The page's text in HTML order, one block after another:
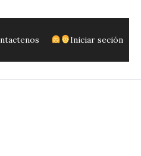
Iniciar seción